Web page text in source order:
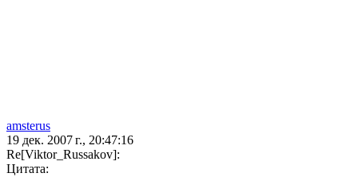
amsterus
19 дек. 2007 г., 20:47:16
Re[Viktor_Russakov]:
Цитата: